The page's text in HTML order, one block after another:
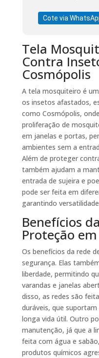
Cote via
Tela
Contra
Cosmópolis
A tela mosquiteiro é
os insetos afastados,
como Cosmópolis,
proliferação de
em janelas e portas,
ambientes sem a
Além de proteger
também ajudam a
entrada de sujeira e
pode ser feita em
garantindo
Benefícios
Proteção
Os benefícios da rede
segurança. Elas
liberdade, permitindo
varandas e janelas
disso, as redes são
duráveis, que
longa vida útil. Outro
manutenção, já que a
feita com água e
produtos químicos